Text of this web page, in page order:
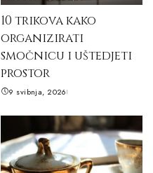
10 trikova kako
organizirati
smočnicu i uštedjeti
prostor
9 svibnja, 2026